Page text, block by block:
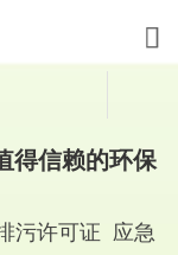
得信赖的环保
污许可证 应急